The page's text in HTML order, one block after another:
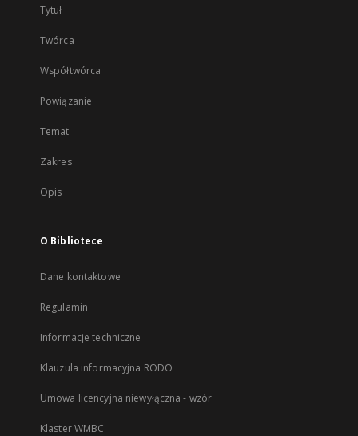
Tytuł
Twórca
Współtwórca
Powiązanie
Temat
Zakres
Opis
O Bibliotece
Dane kontaktowe
Regulamin
Informacje techniczne
Klauzula informacyjna RODO
Umowa licencyjna niewyłączna - wzór
Klaster WMBC